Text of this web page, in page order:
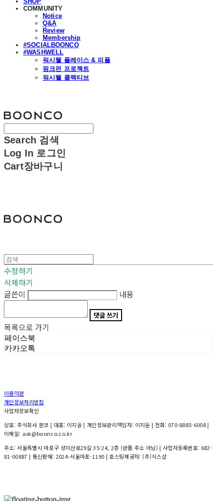
COMMUNITY
Notice
Q&A
Review
Membership
#SOCIALBOONCO
#WASHWELL
워시웰 플레이스 & 피플
핑크핀 프로젝트
워시웰 콜렉티브
Search 검색
Log In 로그인
Cart장바구니
수정하기
삭제하기
글쓴이
내용
댓글 쓰기
목록으로 가기
페이스북
카카오톡
이용약관
개인정보처리방침
사업자정보확인
상호: 주식회사 분코 | 대표: 이지윤 | 개인정보관리책임자: 이지윤 | 전화: 070-8885-6008 |
이메일: ask@boonco.co.kr
주소: 서울특별시 마포구 성미산로29길 35-24, 2층 (반품 주소 아님) | 사업자등록번호: 682-
81-00887 | 통신판매: 2024-서울마포-1190 | 호스팅제공자: (주)식스샵